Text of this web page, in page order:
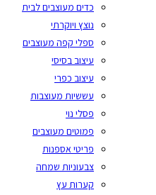
כדים מעוצבים לבית
נוצץ ויוקרתי
ספלי קפה מעוצבים
עיצוב בסיסי
עיצוב כפרי
עששיות מעוצבות
פסלי נוי
פמוטים מעוצבים
פריטי אספנות
צבעוניות שמחה
קערות עץ